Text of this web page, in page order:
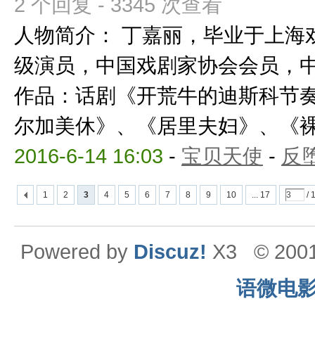
人物简介： 丁嘉丽，毕业于上
级演员，中国戏剧家协会会员，
作品：话剧《开荒牛的迪斯科节
尔加美休》、《居里夫妇》、《
2016-6-14 16:03 - 宝贝天使 - 反
1 2 3 4 5 6 7 8 9 10 ... 17 /
Powered by Discuz! X3
©
语微电